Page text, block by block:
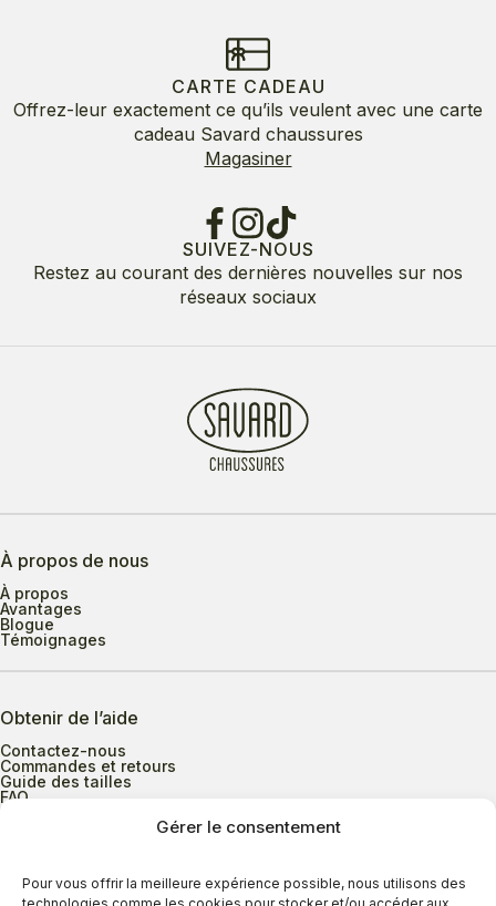
Gérer le consentement
Pour vous offrir la meilleure expérience possible, nous utilisons des
CARTE CADEAU
Offrez-leur exactement ce qu’ils veulent avec une carte
cadeau Savard chaussures
Magasiner
SUIVEZ-NOUS
Restez au courant des dernières nouvelles sur nos
réseaux sociaux
À propos de nous
À propos
Avantages
Blogue
Témoignages
Obtenir de l’aide
Contactez-nous
Commandes et retours
Guide des tailles
FAQ
Heures d’ouverture